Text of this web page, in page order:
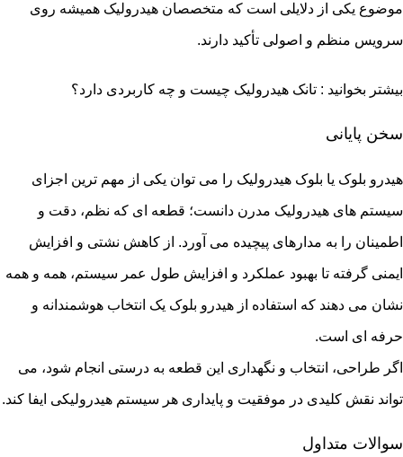
موضوع یکی از دلایلی است که متخصصان هیدرولیک همیشه روی
سرویس منظم و اصولی تأکید دارند.
بیشتر بخوانید : تانک هیدرولیک چیست و چه کاربردی دارد؟
سخن پایانی
هیدرو بلوک یا بلوک هیدرولیک را می توان یکی از مهم ترین اجزای
سیستم های هیدرولیک مدرن دانست؛ قطعه ای که نظم، دقت و
اطمینان را به مدارهای پیچیده می آورد. از کاهش نشتی و افزایش
ایمنی گرفته تا بهبود عملکرد و افزایش طول عمر سیستم، همه و همه
نشان می دهند که استفاده از هیدرو بلوک یک انتخاب هوشمندانه و
حرفه ای است.
اگر طراحی، انتخاب و نگهداری این قطعه به درستی انجام شود، می
تواند نقش کلیدی در موفقیت و پایداری هر سیستم هیدرولیکی ایفا کند.
سوالات متداول